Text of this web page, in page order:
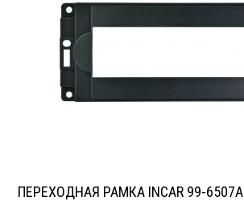
ПЕРЕХОДНАЯ РАМКА INCAR 99-6507A